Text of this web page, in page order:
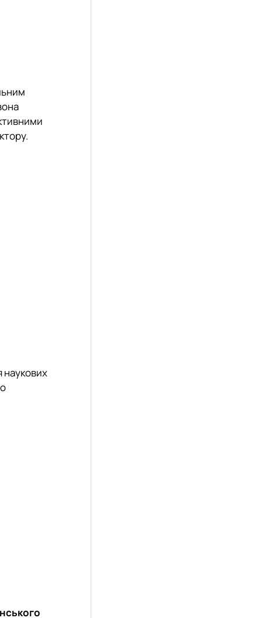
наукових